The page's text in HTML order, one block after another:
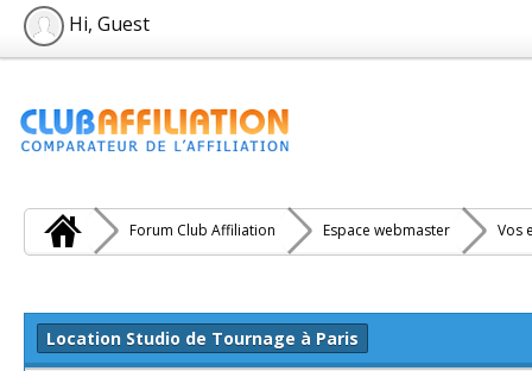
Hi, Guest
Forum Club Affiliation Espace webmaster Vos
Location Studio de Tournage à Paris